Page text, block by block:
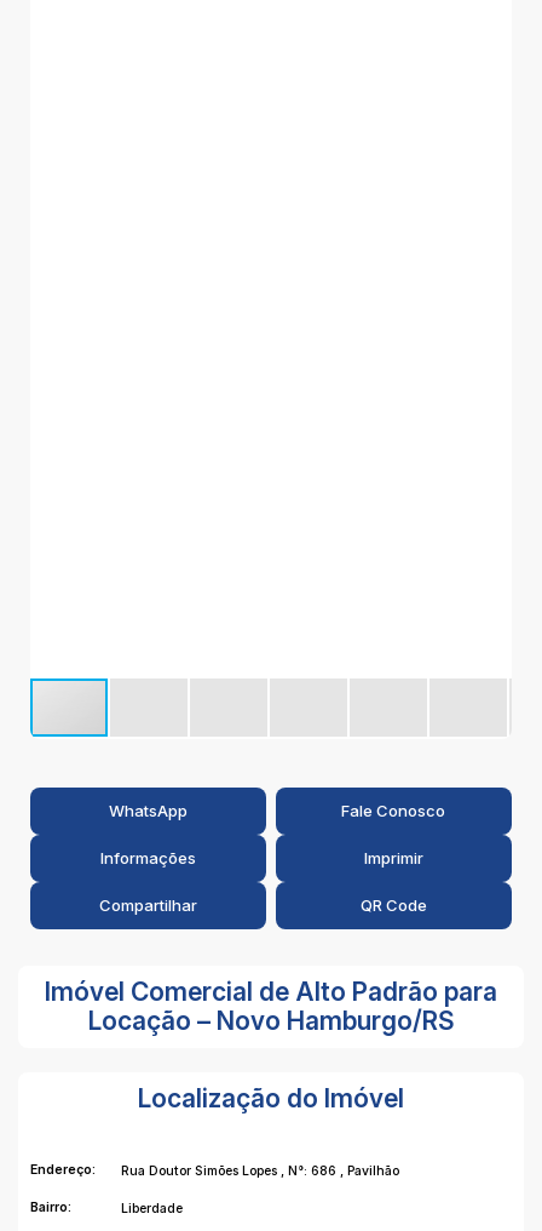
WhatsApp Fale Conosco
Informações Imprimir
Compartilhar QR Code
Imóvel Comercial de Alto Padrão para
Locação – Novo Hamburgo/RS
Localização do Imóvel
Endereço: Rua Doutor Simões Lopes , N°: 686 , Pavilhão
Bairro: Liberdade